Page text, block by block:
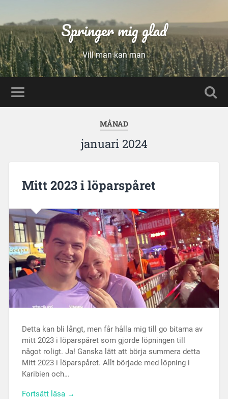
Springer mig glad
Vill man kan man
MÅNAD
januari 2024
Mitt 2023 i löparspåret
Detta kan bli långt, men får hålla mig till go bitarna av
mitt 2023 i löparspåret som gjorde löpningen till
något roligt. Ja! Ganska lätt att börja summera detta
Mitt 2023 i löparspåret. Allt började med löpning i
Karibien och…
Fortsätt läsa →